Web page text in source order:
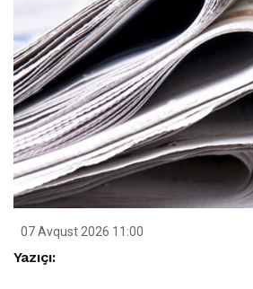
07 Avqust 2026 11:00
Yazıçı: